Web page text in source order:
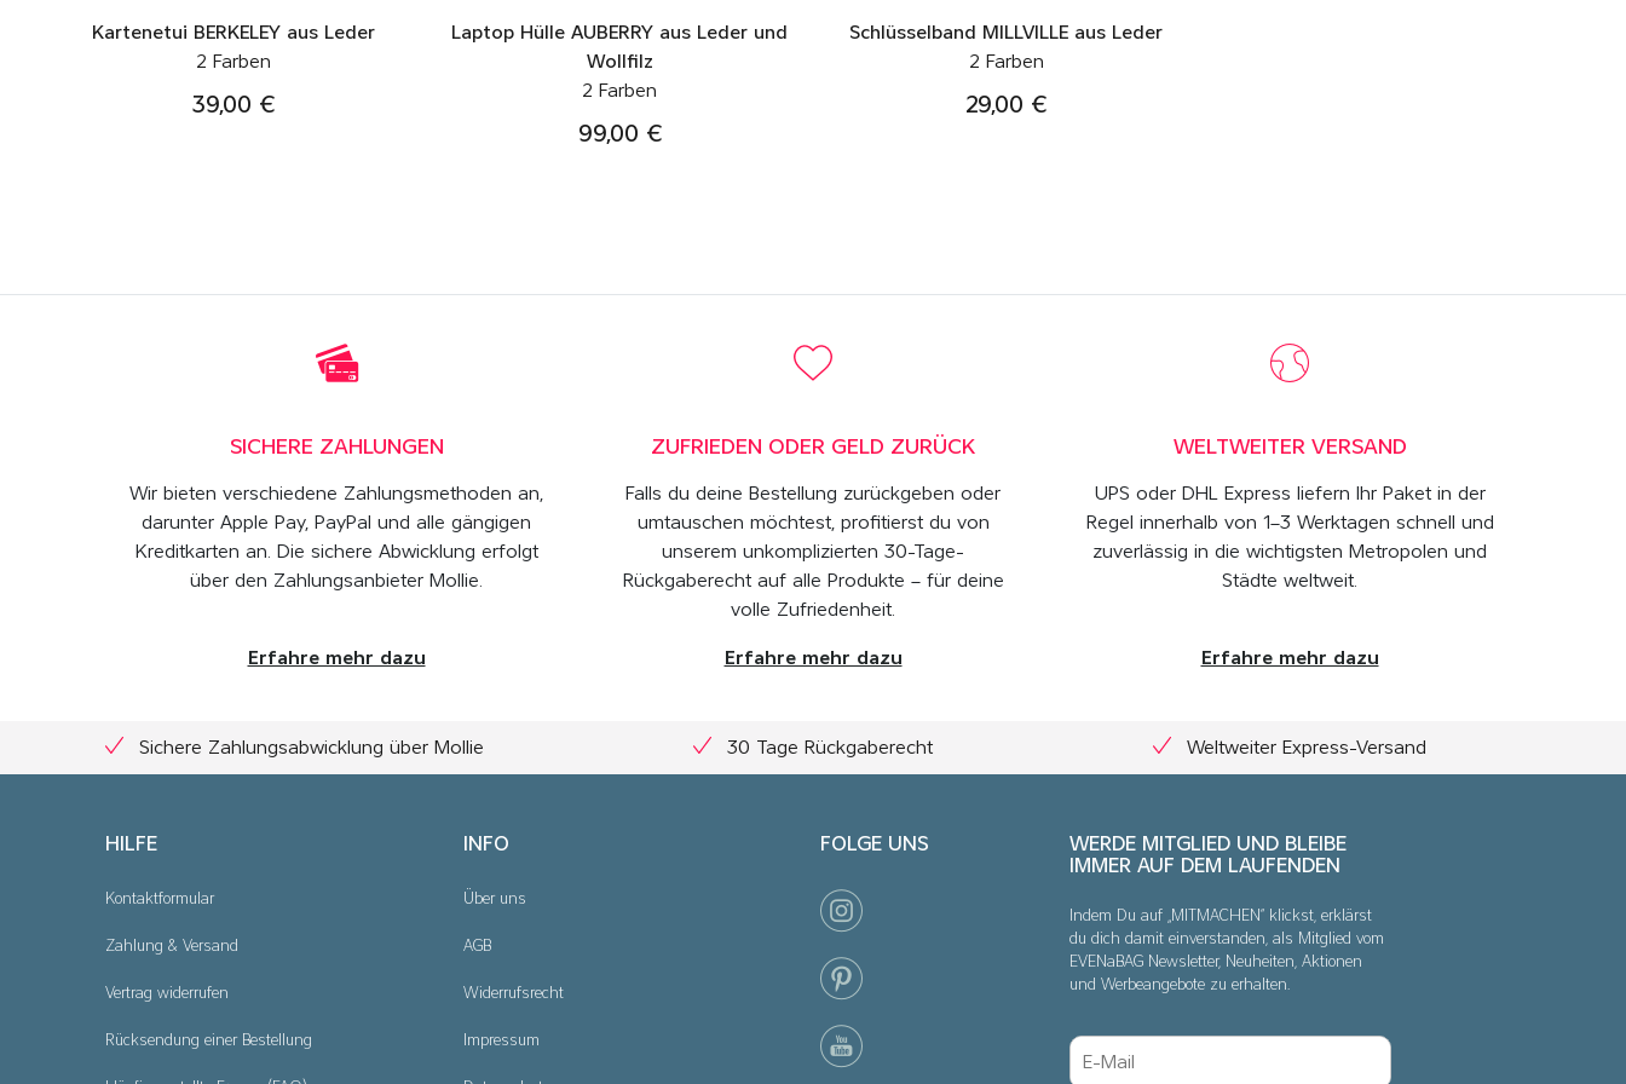
Kartenetui BERKELEY aus Leder
2 Farben
39,00 €
Laptop Hülle AUBERRY aus Leder und
Wollfilz
2 Farben
99,00 €
Schlüsselband MILLVILLE aus Leder
2 Farben
29,00 €
SICHERE ZAHLUNGEN
Wir bieten verschiedene Zahlungsmethoden an,
darunter Apple Pay, PayPal und alle gängigen
Kreditkarten an. Die sichere Abwicklung erfolgt
über den Zahlungsanbieter Mollie.
Erfahre mehr dazu
ZUFRIEDEN ODER GELD ZURÜCK
Falls du deine Bestellung zurückgeben oder
umtauschen möchtest, profitierst du von
unserem unkomplizierten 30-Tage-
Rückgaberecht auf alle Produkte – für deine
volle Zufriedenheit.
Erfahre mehr dazu
WELTWEITER VERSAND
UPS oder DHL Express liefern Ihr Paket in der
Regel innerhalb von 1–3 Werktagen schnell und
zuverlässig in die wichtigsten Metropolen und
Städte weltweit.
Erfahre mehr dazu
Sichere Zahlungsabwicklung über Mollie 30 Tage Rückgaberecht Weltweiter Express-Versand
HILFE
Kontaktformular
Zahlung & Versand
Vertrag widerrufen
Rücksendung einer Bestellung
INFO
Über uns
AGB
Widerrufsrecht
Impressum
WERDE MITGLIED UND BLEIBE
IMMER AUF DEM LAUFENDEN
Indem Du auf „MITMACHEN“ klickst, erklärst
du dich damit einverstanden, als Mitglied vom
EVENaBAG Newsletter, Neuheiten, Aktionen
und Werbeangebote zu erhalten.
FOLGE UNS